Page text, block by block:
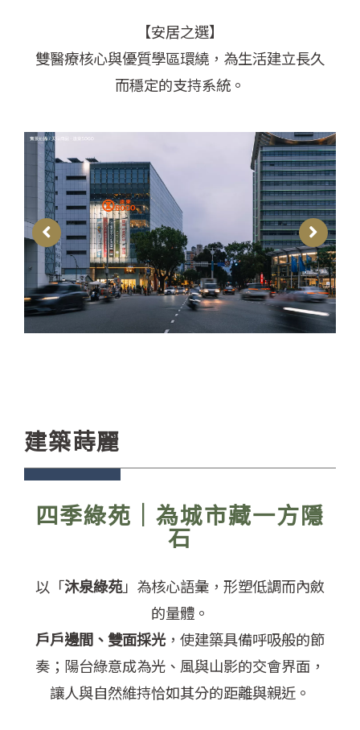
【安居之選】
雙醫療核心與優質學區環繞，為生活建立長久
而穩定的支持系統。
建築蒔麗
四季綠苑｜為城市藏一方隱
石
以「沐泉綠苑」為核心語彙，形塑低調而內斂
的量體。
戶戶邊間、雙面採光，使建築具備呼吸般的節
奏；陽台綠意成為光、風與山影的交會界面，
讓人與自然維持恰如其分的距離與親近。